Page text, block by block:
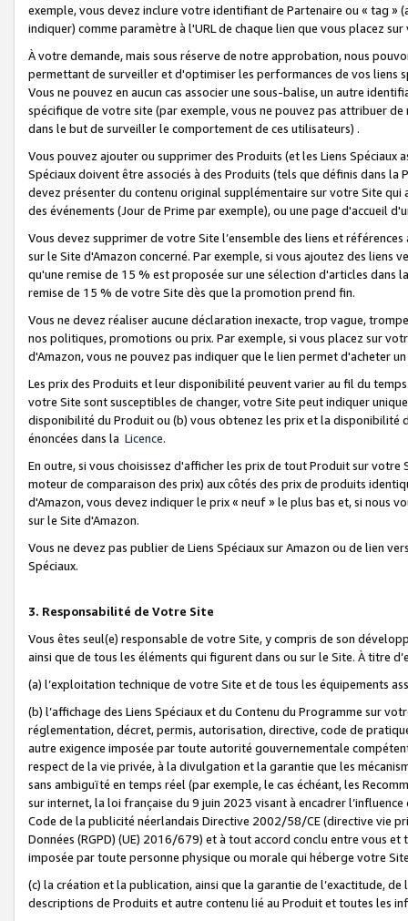
exemple, vous devez inclure votre identifiant de Partenaire ou « tag
indiquer) comme paramètre à l'URL de chaque lien que vous placez
À votre demande, mais sous réserve de notre approbation, nous
permettant de surveiller et d'optimiser les performances de vos liens
Vous ne pouvez en aucun cas associer une sous-balise, un autre
spécifique de votre site (par exemple, vous ne pouvez pas attribuer
dans le but de surveiller le comportement de ces utilisateurs) .
Vous pouvez ajouter ou supprimer des Produits (et les Liens
Spéciaux doivent être associés à des Produits (tels que définis dans
devez présenter du contenu original supplémentaire sur votre Site qui
des événements (Jour de Prime par exemple), ou une page d'accueil
Vous devez supprimer de votre Site l’ensemble des liens et
sur le Site d'Amazon concerné. Par exemple, si vous ajoutez des
qu'une remise de 15 % est proposée sur une sélection d'articles
remise de 15 % de votre Site dès que la promotion prend fin.
Vous ne devez réaliser aucune déclaration inexacte, trop vague,
nos politiques, promotions ou prix. Par exemple, si vous placez sur
d'Amazon, vous ne pouvez pas indiquer que le lien permet d'acheter
Les prix des Produits et leur disponibilité peuvent varier au fil du
votre Site sont susceptibles de changer, votre Site peut indiquer
disponibilité du Produit ou (b) vous obtenez les prix et la disponibilité
énoncées dans la Licence.
En outre, si vous choisissez d'afficher les prix de tout Produit sur
moteur de comparaison des prix) aux côtés des prix de produits
d'Amazon, vous devez indiquer le prix « neuf » le plus bas et, si nous
sur le Site d'Amazon.
Vous ne devez pas publier de Liens Spéciaux sur Amazon ou de lien
Spéciaux.
3. Responsabilité de Votre Site
Vous êtes seul(e) responsable de votre Site, y compris de son
ainsi que de tous les éléments qui figurent dans ou sur le Site. À titre
(a) l’exploitation technique de votre Site et de tous les équipements
(b) l’affichage des Liens Spéciaux et du Contenu du Programme sur
réglementation, décret, permis, autorisation, directive, code de
autre exigence imposée par toute autorité gouvernementale
respect de la vie privée, à la divulgation et la garantie que les
sans ambiguïté en temps réel (par exemple, le cas échéant, les
sur internet, la loi française du 9 juin 2023 visant à encadrer
Code de la publicité néerlandais Directive 2002/58/CE (directive vie
Données (RGPD) (UE) 2016/679) et à tout accord conclu entre vous
imposée par toute personne physique ou morale qui héberge votre
(c) la création et la publication, ainsi que la garantie de l’exactitude,
descriptions de Produits et autre contenu lié au Produit et toutes les